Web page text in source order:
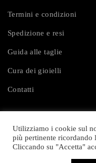
Termini e condizioni
Spedizione e resi
Guida alle taglie
Cura dei gioielli
Contatti
© 2024
Utilizziamo i cookie sul
più pertinente ricordando
Cliccando su "Accetta"